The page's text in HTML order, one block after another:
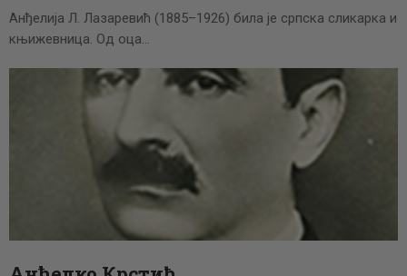
Анђелија Л. Лазаревић (1885–1926) била је српска сликарка и
књижевница. Од оца…